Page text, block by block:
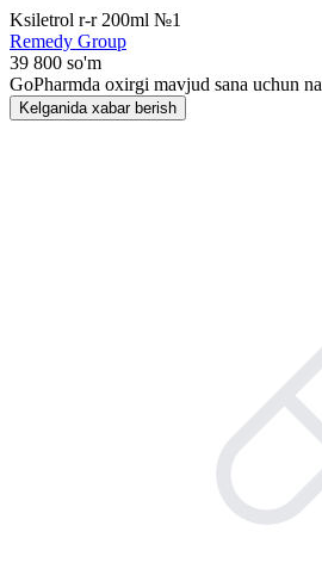
Ksiletrol r-r 200ml №1
Remedy Group
39 800 so'm
GoPharmda oxirgi mavjud sana uchun
Kelganida xabar berish